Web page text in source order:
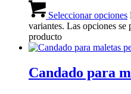
Seleccionar opciones
variantes. Las opciones se
producto
Candado para